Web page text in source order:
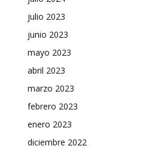
julio 2023
junio 2023
mayo 2023
abril 2023
marzo 2023
febrero 2023
enero 2023
diciembre 2022